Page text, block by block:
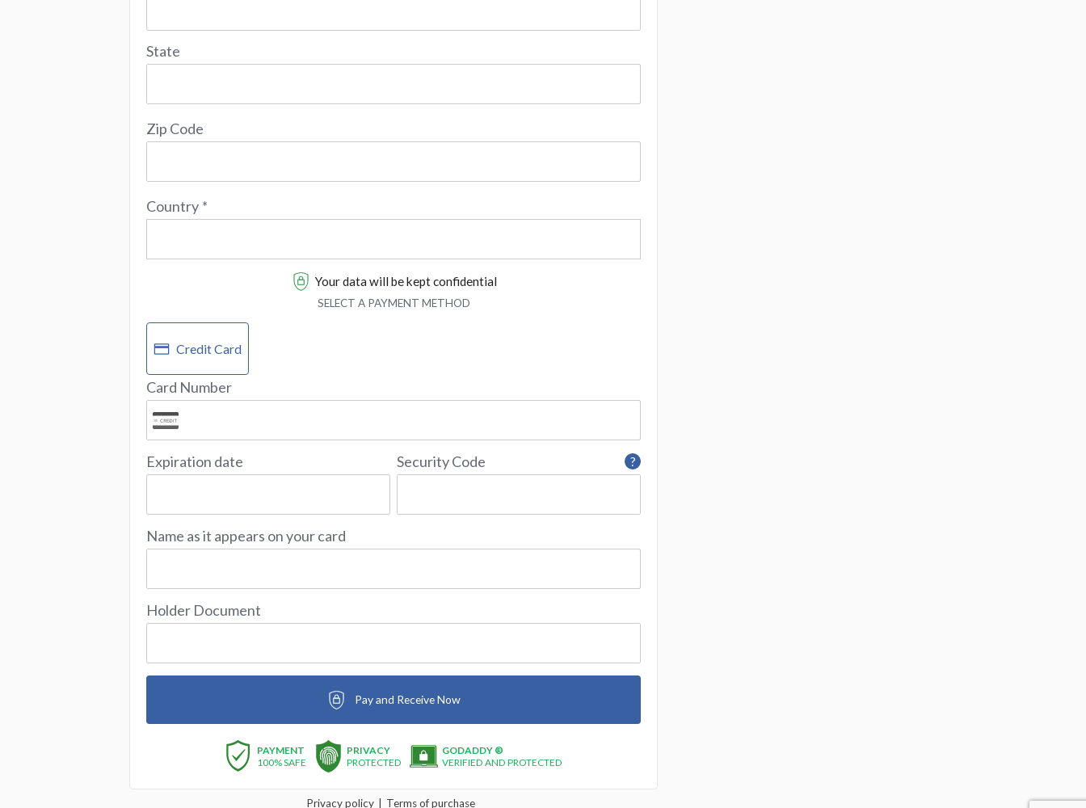
State
Zip Code
Country *
Your data will be kept confidential
SELECT A PAYMENT METHOD
Credit Card
Card Number
Expiration date ?
Security Code
Name as it appears on your card
Holder Document
Pay and Receive Now
PAYMENT
100% SAFE
PRIVACY
PROTECTED
GODADDY ®
VERIFIED AND PROTECTED
Privacy policy Terms of purchase